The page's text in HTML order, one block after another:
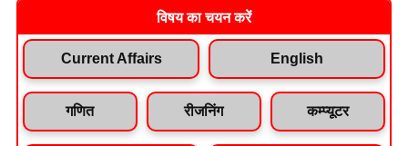
विषय का चयन करें
Current Affairs English
गणित रीजनिंग कम्प्यूटर